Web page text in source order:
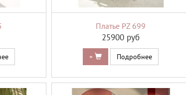
Платье PZ 699
25900 руб
+ Подробнее